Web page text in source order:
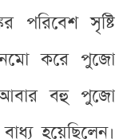
পরিবেশ সৃষ্টি
করে পুজো
আবার বহু পুজো
হয়েছিলেন।